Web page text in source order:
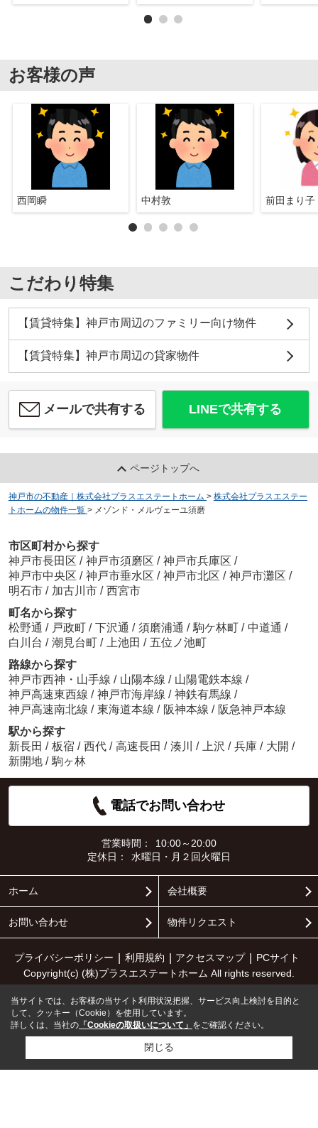
お客様の声
西岡瞬 中村敦 前田まり子
こだわり特集
【賃貸特集】神戸市周辺のファミリー向け物件
【賃貸特集】神戸市周辺の貸家物件
メールで共有する LINEで共有する
ページトップへ
神戸市の不動産｜株式会社プラスエステートホーム > 株式会社プラスエステー
トホームの物件一覧 > メゾンド・メルヴェーユ須磨
市区町村から探す
神戸市長田区 / 神戸市須磨区 / 神戸市兵庫区 /
神戸市中央区 / 神戸市垂水区 / 神戸市北区 / 神戸市灘区 /
明石市 / 加古川市 / 西宮市
町名から探す
松野通 / 戸政町 / 下沢通 / 須磨浦通 / 駒ケ林町 / 中道通 /
白川台 / 潮見台町 / 上池田 / 五位ノ池町
路線から探す
神戸市西神・山手線 / 山陽本線 / 山陽電鉄本線 /
神戸高速東西線 / 神戸市海岸線 / 神鉄有馬線 /
神戸高速南北線 / 東海道本線 / 阪神本線 / 阪急神戸本線
駅から探す
新長田 / 板宿 / 西代 / 高速長田 / 湊川 / 上沢 / 兵庫 / 大開 /
新開地 / 駒ヶ林
電話でお問い合わせ
営業時間：
10:00～20:00
定休日：
水曜日・月２回火曜日
ホーム 会社概要
お問い合わせ 物件リクエスト
プライバシーポリシー 利用規約 アクセスマップ
PCサイト
Copyright(c) (株)プラスエステートホーム All rights reserved.
当サイトでは、お客様の当サイト利用状況把握、サービス向上検討を目的と
して、クッキー（Cookie）を使用しています。
詳しくは、当社の 「Cookieの取扱いについて」 をご確認ください。
閉じる